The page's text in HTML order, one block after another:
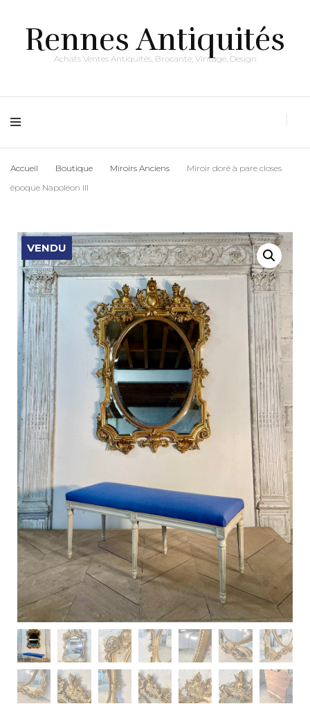
Rennes Antiquités
Achats Ventes Antiquités, Brocante, Vintage, Design
Accueil Boutique Miroirs Anciens
Miroir doré à pare closes
époque Napoléon III
VENDU